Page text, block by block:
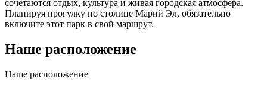
сочетаются отдых, культура и живая городская атмосфера.
Планируя прогулку по столице Марий Эл, обязательно
включите этот парк в свой маршрут.
Наше расположение
Наше расположение